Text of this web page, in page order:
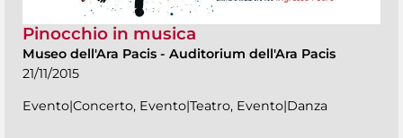
Pinocchio in musica
Museo dell'Ara Pacis - Auditorium dell'Ara Pacis
21/11/2015
Evento|Concerto, Evento|Teatro, Evento|Danza